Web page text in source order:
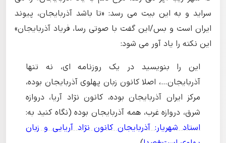
سراید و به این بیت می رسد: «تا باشد آذربایجان، پیوند
ایران است و بس/این گفت با صوتی رسا، فریاد آذربایجان»
این نکته را یاد آور می شود:
این را بنویسید در یک روزنامه ای، نه تنها
آذربایجان…، اصلا کانون زبان پهلوی آذربایجان بوده،
مرکز ایران آذربایجان بوده، کانون نژاد آریا، دروازه
شرق، دروازه غرب، همه آذربایجان بوده (نگاه کنید به:
استاد شهریار: آذربایجان کانون نژاد آریایی و زبان